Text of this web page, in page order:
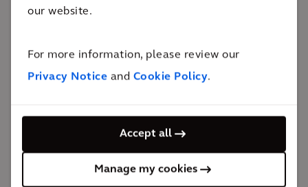
our website.
For more information, please review our
Privacy Notice and Cookie Policy.
Accept all
Manage my cookies
考虑到历史建筑对社会价值的意义，以及将空间与酒店
是一项棘手而艰巨的责任，但这无疑代表了的里雅斯特
市——一座因其独特的精致和优雅而得以如此美丽的城
改善生活质量的人们来说，还有什么比这更好的成果
呢？